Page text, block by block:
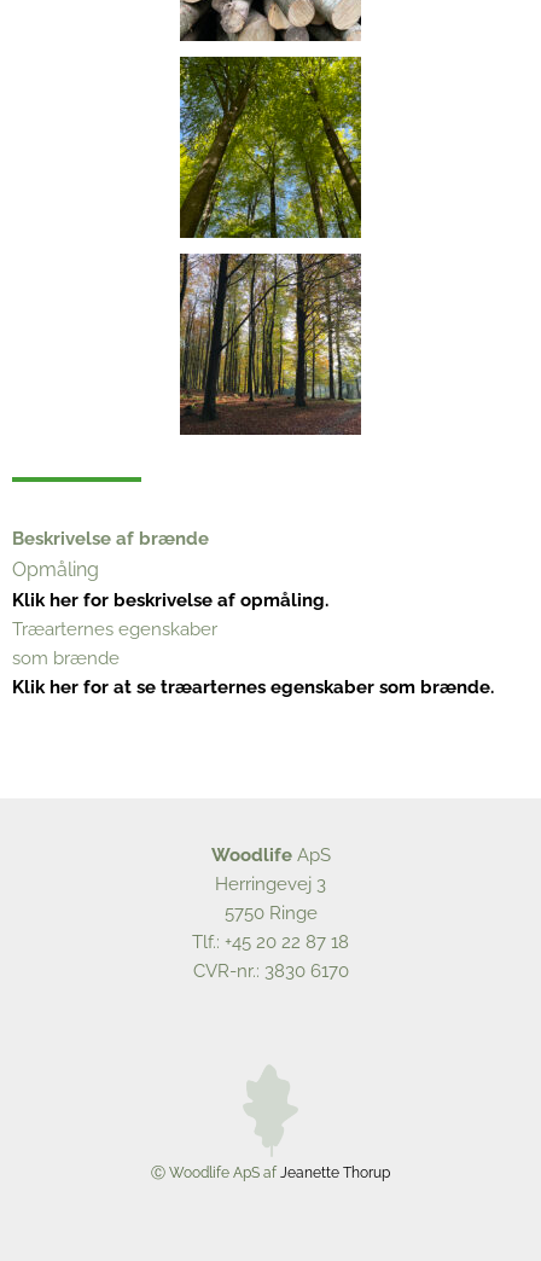
Beskrivelse af brænde
Opmåling
Klik her for beskrivelse af opmåling.
Træarternes egenskaber
som brænde
Klik her for at se træarternes egenskaber som brænde.
WoodlifeApS
Herringevej 3
5750 Ringe
Tlf.: +45 20 22 87 18
CVR-nr.: 3830 6170
Ⓒ Woodlife ApS af Jeanette Thorup